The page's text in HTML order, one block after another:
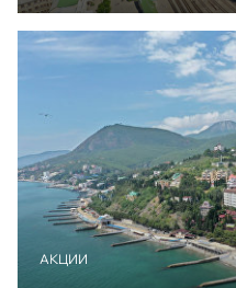
АКЦИИ